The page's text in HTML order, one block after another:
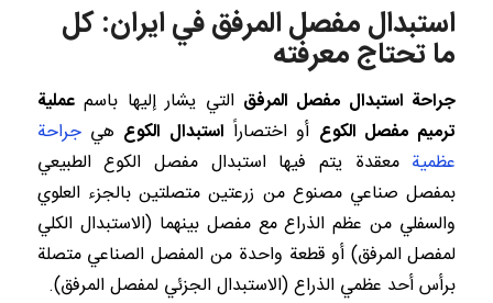
استبدال مفصل المرفق في ايران: كل
ما تحتاج معرفته
جراحة استبدال مفصل المرفق التي يشار إليها باسمعملية
ترميم مفصل الكوع أو اختصاراً استبدال الكوع هيجراحة
عظمية معقدة يتم فيها استبدال مفصل الكوع الطبيعي
بمفصل صناعي مصنوع من زرعتين متصلتين بالجزء العلوي
والسفلي من عظم الذراع مع مفصل بينهما (الاستبدال الكلي
لمفصل المرفق) أو قطعة واحدة من المفصل الصناعي متصلة
برأس أحد عظمي الذراع (الاستبدال الجزئي لمفصل المرفق).